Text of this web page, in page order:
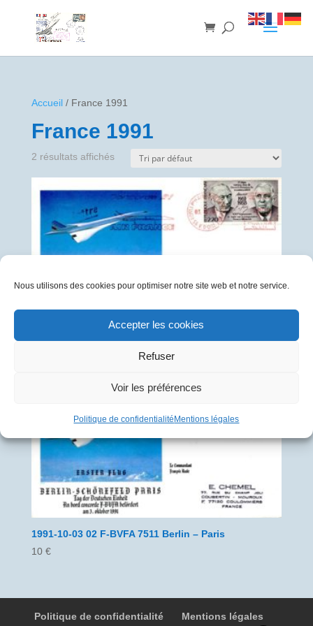
Nous utilisons des cookies pour optimiser notre site web et notre service.
Accepter les cookies
Refuser
Voir les préférences
Politique de confidentialitéMentions légales
Accueil/ France 1991
France 1991
2 résultats affichés
1991-10-03 01 F-BVFA 7510 Paris – Berlin
10€
1991-10-03 02 F-BVFA 7511 Berlin – Paris
10 €
Politique de confidentialité Mentions légales